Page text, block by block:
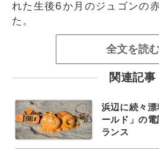
れた生後6か月のジュゴンの
た。
全文を読む
関連記事
浜辺に続々
ールド」の
ランス